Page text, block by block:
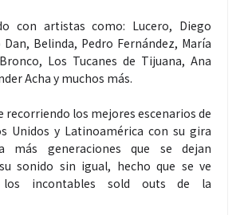
con artistas como: Lucero, Diego
Dan, Belinda, Pedro Fernández, María
Los Tucanes de Tijuana, Ana
Acha y muchos más.
recorriendo los mejores escenarios de
Unidos y Latinoamérica con su gira
más generaciones que se dejan
sonido sin igual, hecho que se ve
los incontables sold outs de la